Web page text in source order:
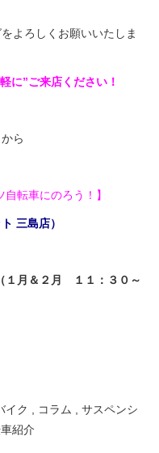
よろしくお願いいたしま
に”ご来店ください！
ら
転車にのろう！】
三島店）
１月＆２月 １１：３０～
イク コラム
サスペンシ
紹介